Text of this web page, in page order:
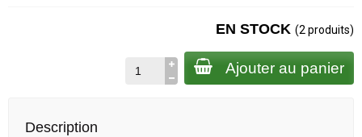
EN STOCK (2 produits)
Ajouter au panier
Description